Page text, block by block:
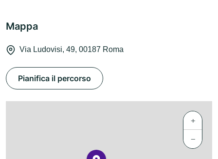
Mappa
Via Ludovisi, 49, 00187 Roma
Pianifica il percorso
+
−